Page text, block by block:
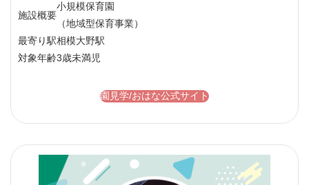
施設概要
小規模保育園
（地域型保育事業）
最寄り駅相模大野駅
対象年齢3歳未満児
園見学/おはな公式サイト